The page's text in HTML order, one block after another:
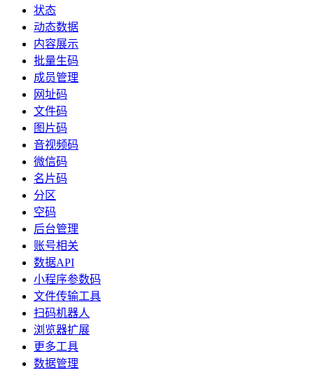
状态
动态数据
内容展示
批量生码
成员管理
网址码
文件码
图片码
音视频码
微信码
名片码
分区
空码
后台管理
账号相关
数据API
小程序参数码
文件传输工具
扫码机器人
浏览器扩展
更多工具
数据管理